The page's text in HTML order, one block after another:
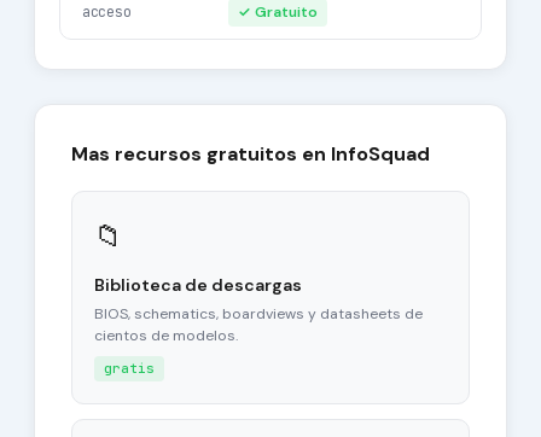
acceso ✓ Gratuito
Mas recursos gratuitos en InfoSquad
📁
Biblioteca de descargas
BIOS, schematics, boardviews y datasheets de
cientos de modelos.
gratis